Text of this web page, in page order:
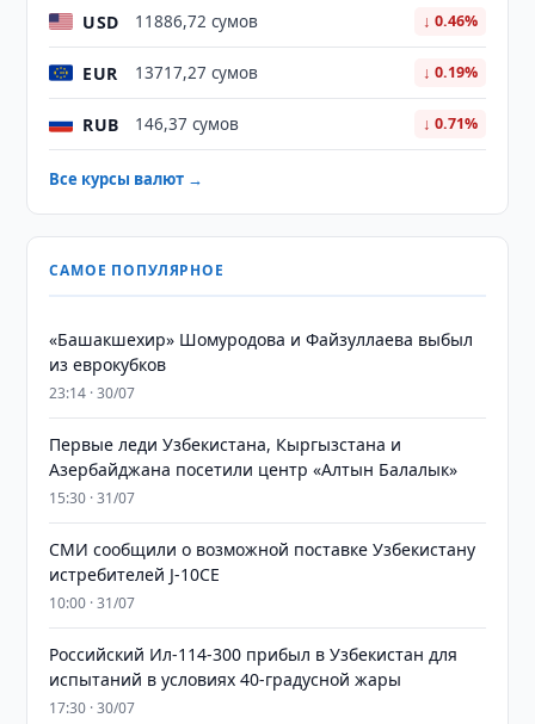
USD 11886,72 сумов ↓ 0.46%
EUR 13717,27 сумов ↓ 0.19%
RUB 146,37 сумов ↓ 0.71%
Все курсы валют →
САМОЕ ПОПУЛЯРНОЕ
«Башакшехир» Шомуродова и Файзуллаева выбыл
из еврокубков
23:14 · 30/07
Первые леди Узбекистана, Кыргызстана и
Азербайджана посетили центр «Алтын Балалык»
15:30 · 31/07
СМИ сообщили о возможной поставке Узбекистану
истребителей J-10CE
10:00 · 31/07
Российский Ил-114-300 прибыл в Узбекистан для
испытаний в условиях 40-градусной жары
17:30 · 30/07